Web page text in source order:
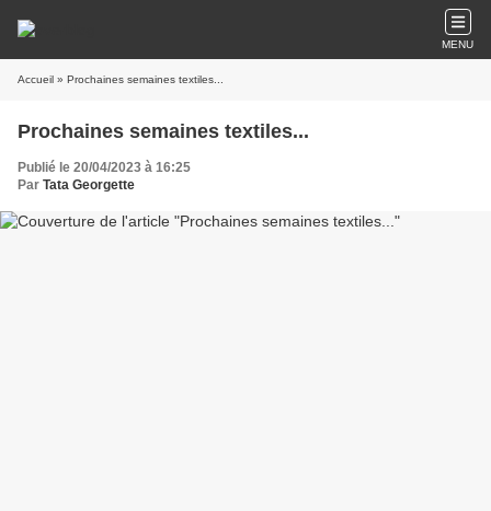
MENU
Accueil » Prochaines semaines textiles...
Prochaines semaines textiles...
Publié le 20/04/2023 à 16:25
Par Tata Georgette